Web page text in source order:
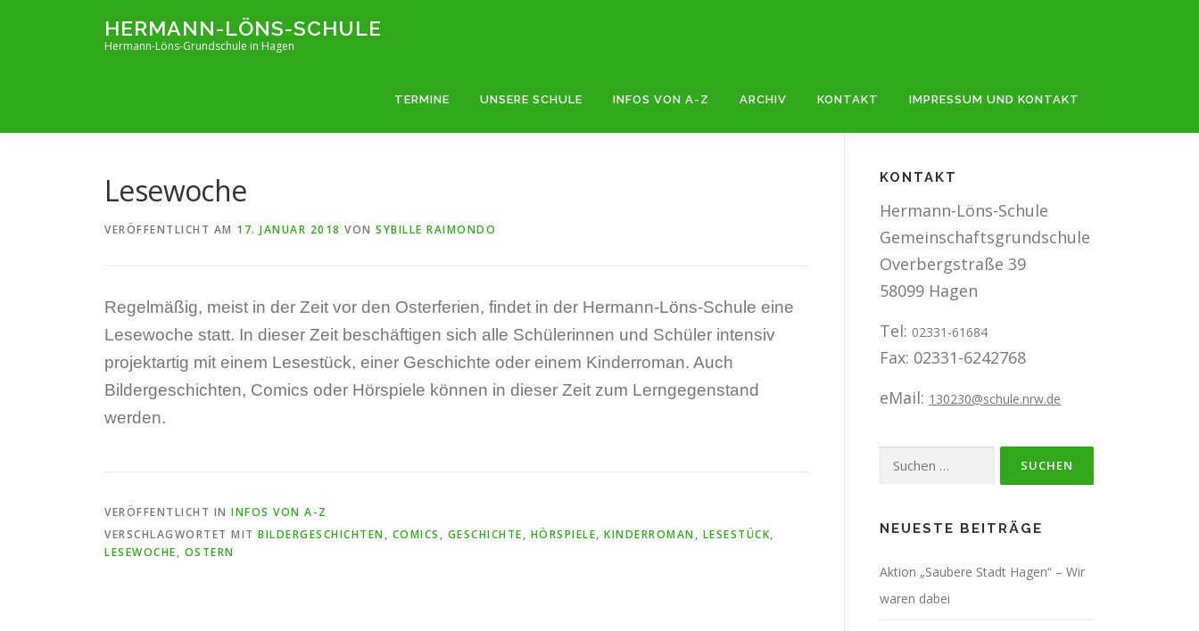
HERMANN-LÖNS-SCHULE
Hermann-Löns-Grundschule in Hagen
TERMINE UNSERE SCHULE INFOS VON A-Z ARCHIV KONTAKT IMPRESSUM UND KONTAKT
Lesewoche
VERÖFFENTLICHT AM 17. JANUAR 2018 VON SYBILLE RAIMONDO
Regelmäßig, meist in der Zeit vor den Osterferien, findet in der Hermann-Löns-Schule eine
Lesewoche statt. In dieser Zeit beschäftigen sich alle Schülerinnen und Schüler intensiv
projektartig mit einem Lesestück, einer Geschichte oder einem Kinderroman. Auch
Bildergeschichten, Comics oder Hörspiele können in dieser Zeit zum Lerngegenstand
werden.
VERÖFFENTLICHT IN INFOS VON A-Z
VERSCHLAGWORTET MIT BILDERGESCHICHTEN, COMICS , GESCHICHTE, HÖRSPIELE, KINDERROMAN, LESESTÜCK,
LESEWOCHE, OSTERN
KONTAKT
Hermann-Löns-Schule
Gemeinschaftsgrundschule
Overbergstraße 39
58099 Hagen
Tel: 02331-61684
Fax: 02331-6242768
eMail: 130230@schule.nrw.de
Suchen
NEUESTE BEITRÄGE
Aktion „Saubere Stadt Hagen“ – Wir
waren dabei